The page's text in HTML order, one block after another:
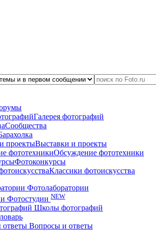
Галерея фотографий
Сообщества
Выставки и проекты
Обсуждение фототехники
Фотоконкурсы
Классики фотоискусства
Фотолаборатории
Фотостудии NEW
Школы фотографий
Вопросы и ответы